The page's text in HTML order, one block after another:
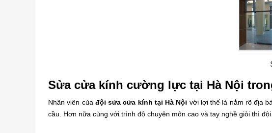
Sửa cửa kính cường lực tại Hà Nội
Nhân viên của đội sửa cửa kính tại Hà Nội với lợi thế là nắm rõ địa
cầu. Hơn nữa cùng với trình độ chuyên môn cao và tay nghề giỏi thì đội